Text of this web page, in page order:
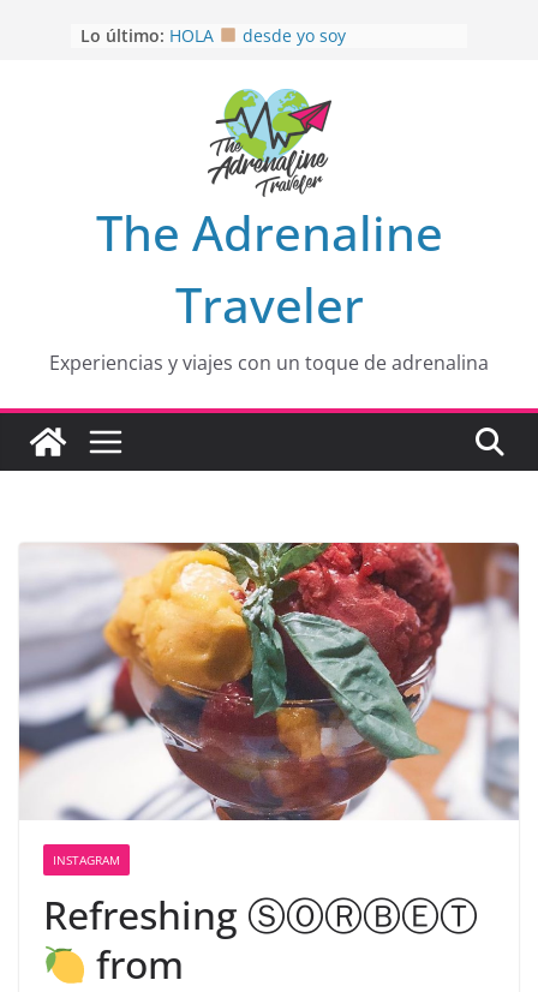
Lo último: HOLA
desde yo soy
EL SENDERO DEL CACAO: Excelente
opción
HOSPEDAJE AL NATURALSHH !!
OTRA PERSPECTIVA de RÍO EL
MULITO!
The Adrenaline
Traveler
Experiencias y viajes con un toque de adrenalina
INSTAGRAM
Refreshing ⓈⓄⓇⒷⒺⓉ
from